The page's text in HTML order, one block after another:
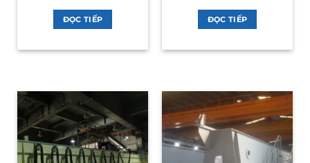
ĐỌC TIẾP ĐỌC TIẾP